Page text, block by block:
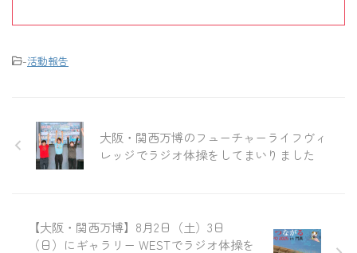
-活動報告
大阪・関西万博のフューチャーライフヴィ
レッジでラジオ体操をしてまいりました
【大阪・関西万博】8月2日（土）3日
（日）にギャラリー WESTでラジオ体操を